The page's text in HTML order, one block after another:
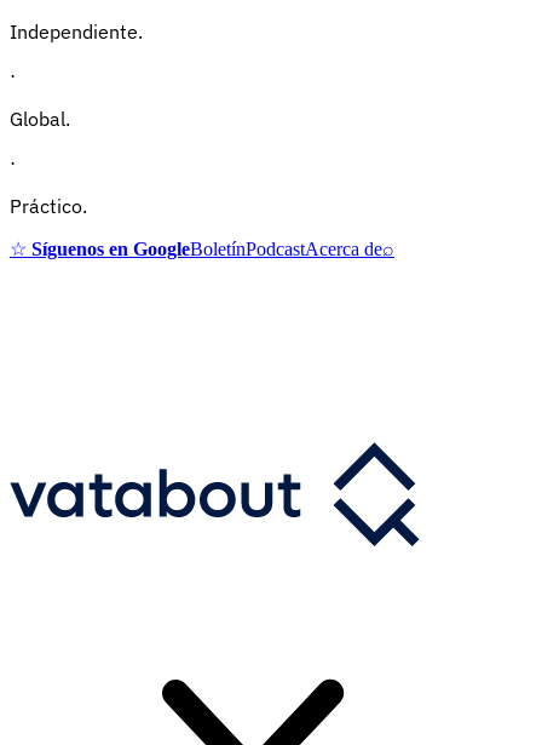
Independiente.
·
Global.
·
Práctico.
☆ Síguenos en GoogleBoletínPodcastAcerca de⌕